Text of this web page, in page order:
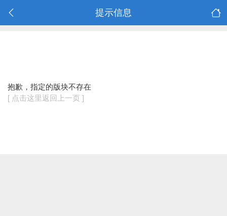
提示信息
抱歉，指定的版块不存在
[ 点击这里返回上一页 ]